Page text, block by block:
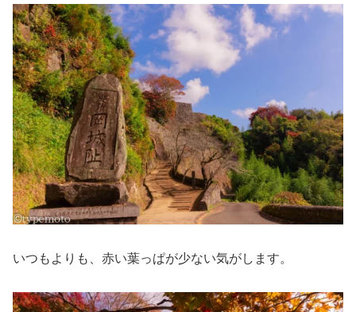
いつもよりも、赤い葉っぱが少ない気がします。